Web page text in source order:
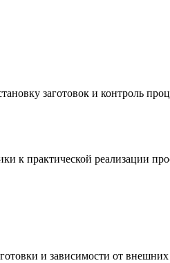
заготовок и контроль
к практической реализации
и зависимости от